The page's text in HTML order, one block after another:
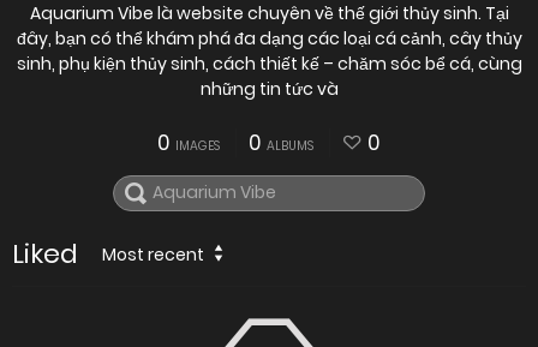
Aquarium Vibe là website chuyên về thế giới thủy sinh. Tại
đây, bạn có thể khám phá đa dạng các loại cá cảnh, cây thủy
sinh, phụ kiện thủy sinh, cách thiết kế – chăm sóc bể cá, cùng
những tin tức và
0 IMAGES 0 ALBUMS 0
Liked Most recent